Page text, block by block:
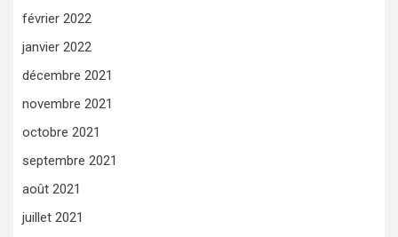
février 2022
janvier 2022
décembre 2021
novembre 2021
octobre 2021
septembre 2021
août 2021
juillet 2021